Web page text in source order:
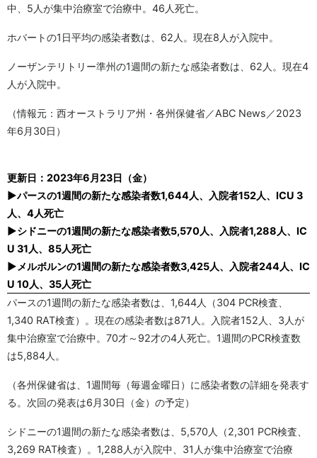
中、5人が集中治療室で治療中。46人死亡。
ホバートの1日平均の感染者数は、62人。現在8人が入院中。
ノーザンテリトリー準州の1週間の新たな感染者数は、62人。現在4
人が入院中。
（情報元：西オーストラリア州・各州保健省／ABC News／2023
年6月30日）
更新日：2023年6月23日（金）
▶パースの1週間の新たな感染者数1,644人、入院者152人、ICU 3
人、4人死亡
▶シドニーの1週間の新たな感染者数5,570人、入院者1,288人、IC
U 31人、85人死亡
▶メルボルンの1週間の新たな感染者数3,425人、入院者244人、IC
U 10人、35人死亡
パースの1週間の新たな感染者数は、1,644人（304 PCR検査、
1,340 RAT検査）。現在の感染者数は871人。入院者152人、3人が
集中治療室で治療中。70才～92才の4人死亡。1週間のPCR検査数
は5,884人。
（各州保健省は、1週間毎（毎週金曜日）に感染者数の詳細を発表す
る。次回の発表は6月30日（金）の予定）
シドニーの1週間の新たな感染者数は、5,570人（2,301 PCR検査、
3,269 RAT検査）。1,288人が入院中、31人が集中治療室で治療